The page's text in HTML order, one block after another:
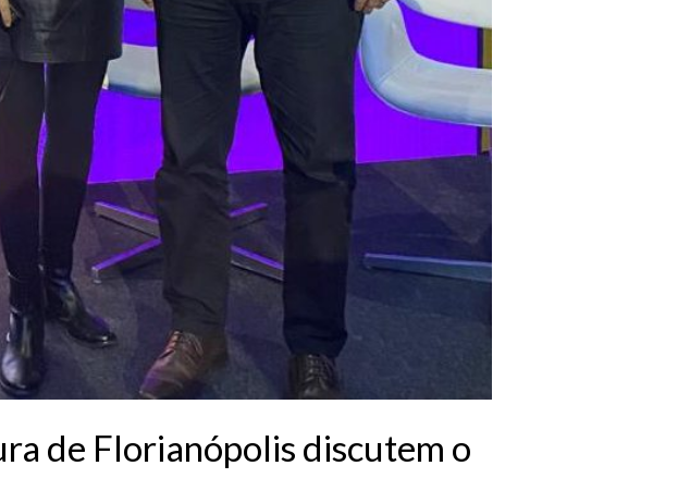
de Florianópolis discutem o